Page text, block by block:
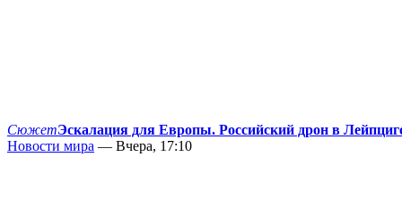
СюжетЭскалация для Европы. Российский дрон в
Новости мира — Вчера, 17:10